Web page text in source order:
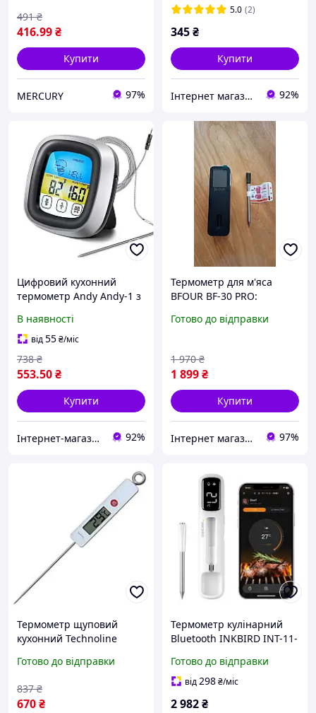
416.99₴
491 ₴
Купити
MERCURY 97%
дисплеєм
5.0 (2)
345₴
Купити
Інтернет магазин Брайт 92%
Цифровий кухонний
термометр Andy Andy-1 з
нержавіючим щупом
Сріблястий (3_07964)
В наявності
від55₴/міс
553.50₴
738 ₴
Купити
Інтернет-магазин SmartWhale 92%
Термометр для м'яса
BFOUR BF-30 PRO:
термометр-щуп з LCD-
приготування BBQ, гриля,
духовк
Готово до відправки
1 899₴
1 970 ₴
Купити
Інтернет магазин "Morpix" 97%
Термометр щуповий
кухонний Technoline
від 0 до +140 ºС РК-
Готово до відправки
670₴
837 ₴
Термометр кулінарний
Bluetooth INKBIRD INT-11-
-10-100C акумулятор
500мАг дисплей для
Готово до відправки
від298₴/міс
2 982₴